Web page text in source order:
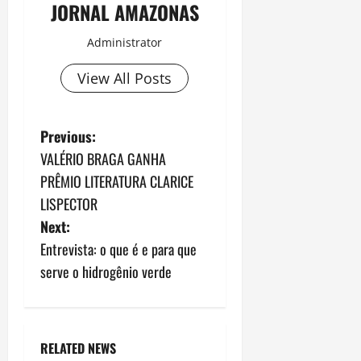
JORNAL AMAZONAS
Administrator
View All Posts
P
o
s
t
n
v
Previous:
VALÉRIO BRAGA GANHA
PRÊMIO LITERATURA CLARICE
LISPECTOR
Next:
Entrevista: o que é e para que
serve o hidrogênio verde
RELATED NEWS